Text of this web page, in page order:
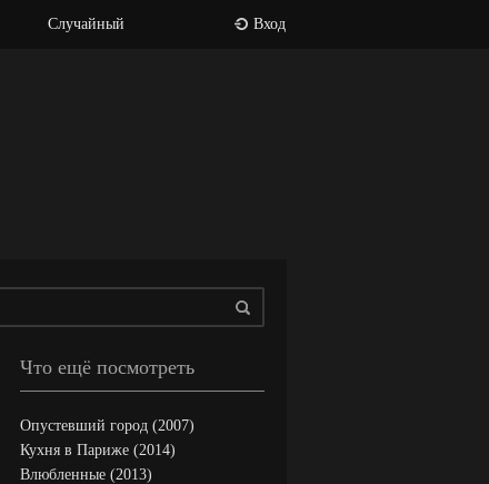
Случайный Вход
Что ещё посмотреть
Опустевший город (2007)
Кухня в Париже (2014)
Влюбленные (2013)